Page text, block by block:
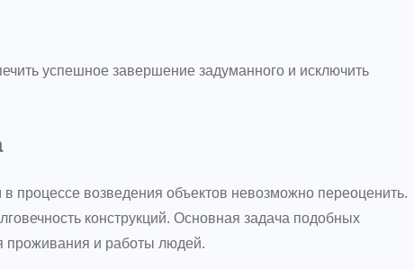
успешное завершение задуманного и исключить
процессе возведения объектов невозможно переоценить.
конструкций. Основная задача подобных
проживания и работы людей.